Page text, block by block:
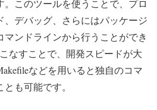
このツールを使うことで、プロ
、デバッグ、さらにはパッケージ
ンドラインから行うことができ
なすことで、開発スピードが大
などを用いると独自のコマ
も可能です。